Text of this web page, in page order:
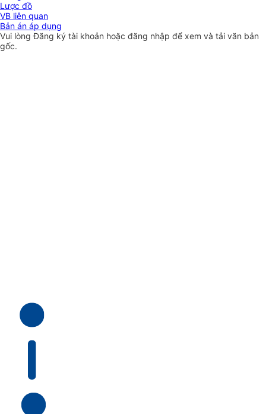
Lược đồ
VB liên quan
Bản án áp dụng
Vui lòngĐăng ký tài khoản hoặc đăng nhập để xem và tải văn bản
gốc.